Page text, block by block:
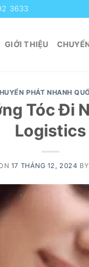
3633
GIỚI THIỆU
PHÁT NHANH
Tóc Đi
Logistics
17 THÁNG 12, 2024 BY